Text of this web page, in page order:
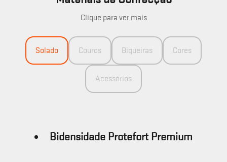
Clique para ver mais
Solado Couros Biqueiras Cores
Acessórios
Bidensidade Protefort Premium